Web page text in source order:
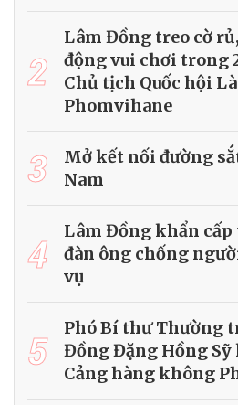
2
Lâm Đồng treo cờ
động vui chơi trong
Chủ tịch Quốc hội
Phomvihane
3
Mở kết nối đường
Nam
4
Lâm Đồng khẩn
đàn ông chống
vụ
5
Phó Bí thư Thường
Đồng Đặng Hồng
Cảng hàng không